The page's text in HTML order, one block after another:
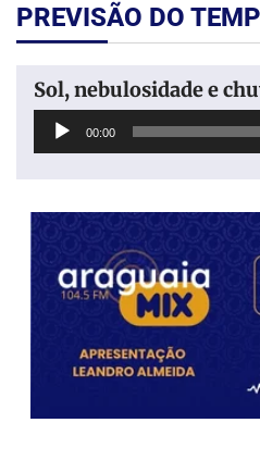
PREVISÃO DO
Sol, nebulosidade e
Tocador
00:00